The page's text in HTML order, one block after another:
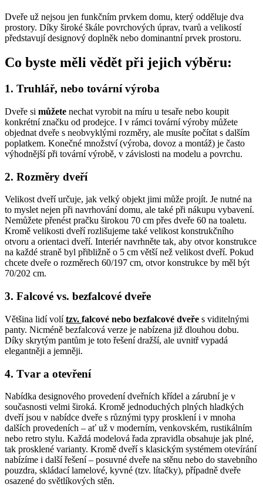
Dveře už nejsou jen funkčním prvkem domu, který odděluje dva
prostory. Díky široké škále povrchových úprav, tvarů a velikostí
představují designový doplněk nebo dominantní prvek prostoru.
Co byste měli vědět při jejich výběru:
1. Truhlář, nebo tovární výroba
Dveře si můžete nechat vyrobit na míru u tesaře nebo koupit
konkrétní značku od prodejce. I v rámci tovární výroby můžete
objednat dveře s neobvyklými rozměry, ale musíte počítat s dalším
poplatkem. Konečné množství (výroba, dovoz a montáž) je často
výhodnější při tovární výrobě, v závislosti na modelu a povrchu.
2. Rozměry dveří
Velikost dveří určuje, jak velký objekt jimi může projít. Je nutné na
to myslet nejen při navrhování domu, ale také při nákupu vybavení.
Nemůžete přenést pračku širokou 70 cm přes dveře 60 na toaletu.
Kromě velikosti dveří rozlišujeme také velikost konstrukčního
otvoru a orientaci dveří. Interiér navrhněte tak, aby otvor konstrukce
na každé straně byl přibližně o 5 cm větší než velikost dveří. Pokud
chcete dveře o rozměrech 60/197 cm, otvor konstrukce by měl být
70/202 cm.
3. Falcové vs. bezfalcové dveře
Většina lidí volítzv. falcové nebo bezfalcové dveře s viditelnými
panty. Nicméně bezfalcová verze je nabízena již dlouhou dobu.
Díky skrytým pantům je toto řešení dražší, ale uvnitř vypadá
elegantněji a jemněji.
4. Tvar a otevření
Nabídka designového provedení dveřních křídel a zárubní je v
současnosti velmi široká. Kromě jednoduchých plných hladkých
dveří jsou v nabídce dveře s různými typy prosklení i v mnoha
dalších provedeních – ať už v moderním, venkovském, rustikálním
nebo retro stylu. Každá modelová řada zpravidla obsahuje jak plné,
tak prosklené varianty. Kromě dveří s klasickým systémem otevírání
nabízíme i další řešení – posuvné dveře na stěnu nebo do stavebního
pouzdra, skládací lamelové, kyvné (tzv. lítačky), případně dveře
osazené do světlíkových stěn.